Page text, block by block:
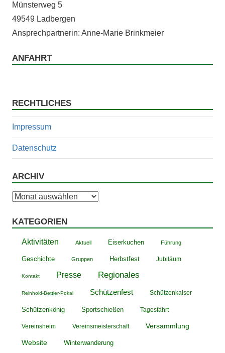
Mün­ster­weg 5
49549 Ladbergen
Ansprech­part­ner­in: Anne-Marie Brinkmeier
ANFAHRT
RECHTLICHES
Impressum
Datenschutz
ARCHIV
Archiv
KATEGORIEN
Aktivitäten Aktuell Eiserkuchen Führung
Geschichte Gruppen Herbstfest Jubiläum
Kontakt Presse Regionales
Reinhold-Bettler-Pokal Schützenfest Schützenkaiser
Schützenkönig Sportschießen Tagesfahrt
Vereinsheim Vereinsmeisterschaft Versammlung
Website Winterwanderung